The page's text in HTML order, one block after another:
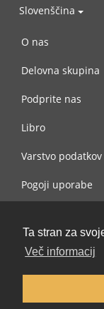
Ta stran za
Več informacij
Slovenščina
O nas
Delovna skupina
Podprite nas
Libro
Varstvo podatkov
Pogoji uporabe
©